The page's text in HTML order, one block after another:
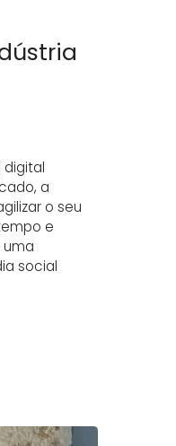
digital
a
o seu
e
uma
social